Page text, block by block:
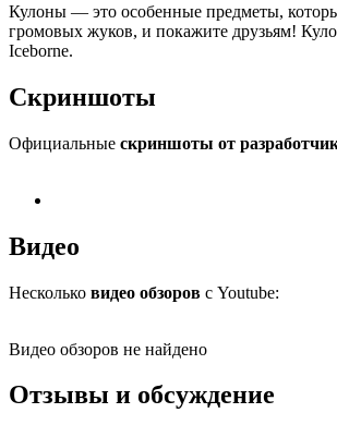
Кулоны — это особенные предметы,
громовых жуков, и покажите друзьям!
Iceborne.
Скриншоты
Официальные скриншоты от
Видео
Несколько видео обзоров с Youtube:
Видео обзоров не найдено
Отзывы и обсуждение